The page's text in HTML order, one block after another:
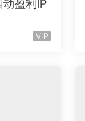
盈利IP
VIP